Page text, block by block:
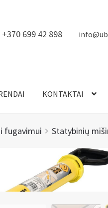
699 42 898
KONTAKTAI
fugavimui Statybinių